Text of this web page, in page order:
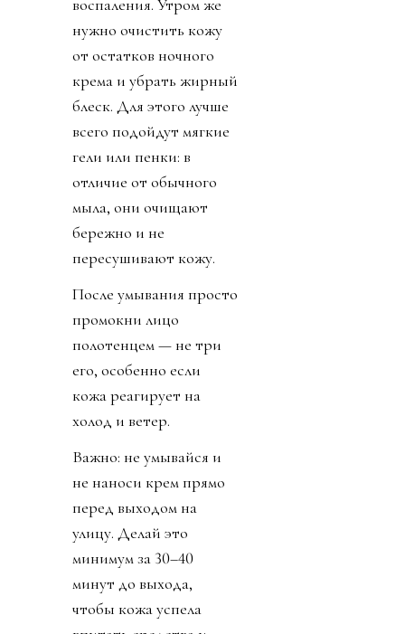
воспаления. Утром же
нужно очистить кожу
от остатков ночного
крема и убрать жирный
блеск. Для этого лучше
всего подойдут мягкие
гели или пенки: в
отличие от обычного
мыла, они очищают
бережно и не
пересушивают кожу.
После умывания просто
промокни лицо
полотенцем — не три
его, особенно если
кожа реагирует на
холод и ветер.
Важно: не умывайся и
не наноси крем прямо
перед выходом на
улицу. Делай это
минимум за 30–40
минут до выхода,
чтобы кожа успела